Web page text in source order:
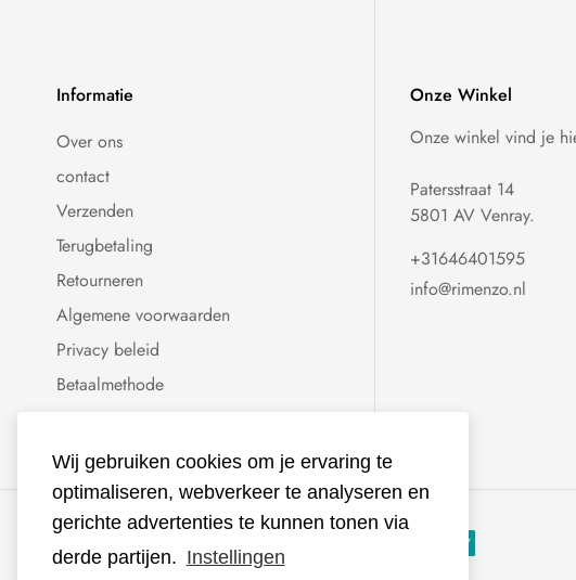
Wij gebruiken cookies om je ervaring te
optimaliseren, webverkeer te analyseren en
gerichte advertenties te kunnen tonen via
derde partijen. Instellingen
Informatie
Over ons
contact
Verzenden
Terugbetaling
Retourneren
Algemene voorwaarden
Privacy beleid
Betaalmethode
Onze Winkel
Onze winkel vind je
Patersstraat 14
5801 AV Venray.
+31646401595
info@rimenzo.nl